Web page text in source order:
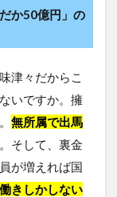
か50億円」の
津々だからこ
いですか。擁
無所属で出馬
そして、裏金
が増えれば国
きしかしない